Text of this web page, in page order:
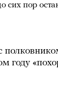
сих пор
году